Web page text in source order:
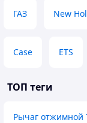
Костешты
Криково Cricova
Купчинь Cupcini
ГАЗ New
Case ETS
ТОП теги
Рычаг отжимной